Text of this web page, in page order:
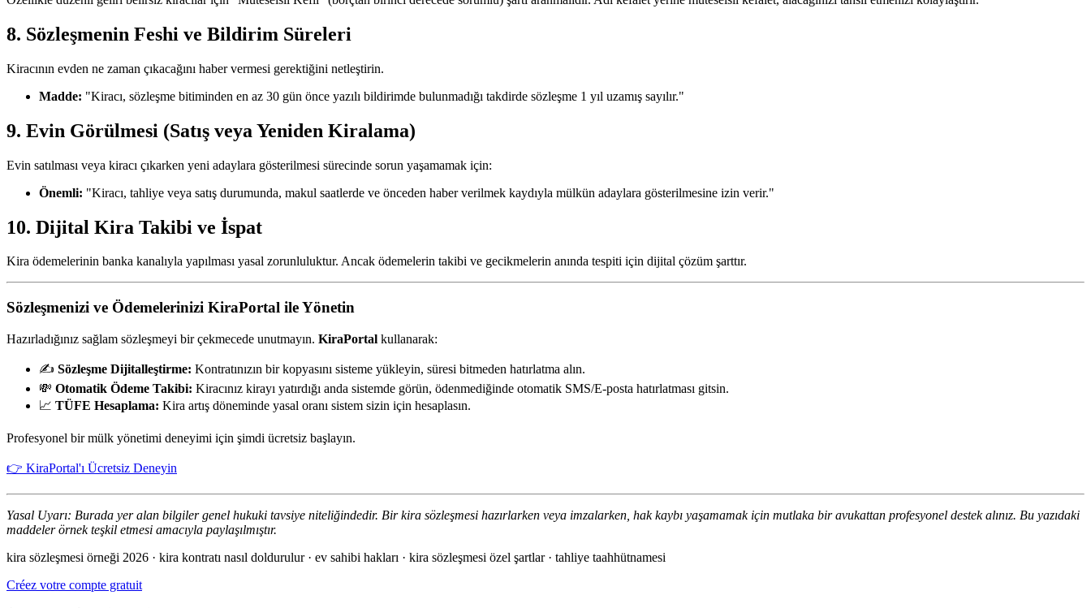
8. Sözleşmenin Feshi ve Bildirim Süreleri
Kiracının evden ne zaman çıkacağını haber vermesi gerektiğini netleştirin.
Madde: "Kiracı, sözleşme bitiminden en az 30 gün önce yazılı bildirimde bulunmadığı takdirde sözleşme 1 yıl uzamış sayılır."
9. Evin Görülmesi (Satış veya Yeniden Kiralama)
Evin satılması veya kiracı çıkarken yeni adaylara gösterilmesi sürecinde sorun yaşamamak için:
Önemli: "Kiracı, tahliye veya satış durumunda, makul saatlerde ve önceden haber verilmek kaydıyla mülkün adaylara gösterilmesine izin verir."
10. Dijital Kira Takibi ve İspat
Kira ödemelerinin banka kanalıyla yapılması yasal zorunluluktur. Ancak ödemelerin takibi ve gecikmelerin anında tespiti için dijital çözüm şarttır.
Sözleşmenizi ve Ödemelerinizi KiraPortal ile Yönetin
Hazırladığınız sağlam sözleşmeyi bir çekmecede unutmayın. KiraPortal kullanarak:
✍️ Sözleşme Dijitalleştirme: Kontratınızın bir kopyasını sisteme yükleyin, süresi bitmeden hatırlatma alın.
💸 Otomatik Ödeme Takibi: Kiracınız kirayı yatırdığı anda sistemde görün, ödenmediğinde otomatik SMS/E-posta hatırlatması gitsin.
📈 TÜFE Hesaplama: Kira artış döneminde yasal oranı sistem sizin için hesaplasın.
Profesyonel bir mülk yönetimi deneyimi için şimdi ücretsiz başlayın.
👉 KiraPortal'ı Ücretsiz Deneyin
Yasal Uyarı: Burada yer alan bilgiler genel hukuki tavsiye niteliğindedir. Bir kira sözleşmesi hazırlarken veya imzalarken, hak kaybı yaşamamak için mutlaka bir avukattan profesyonel destek alınız. Bu yazıdaki
maddeler örnek teşkil etmesi amacıyla paylaşılmıştır.
kira sözleşmesi örneği 2026 · kira kontratı nasıl doldurulur · ev sahibi hakları · kira sözleşmesi özel şartlar · tahliye taahhütnamesi
Créez votre compte gratuit